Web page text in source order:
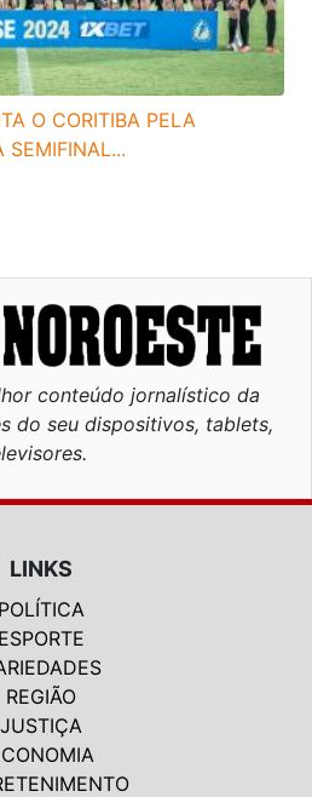
O CORITIBA PELA
SEMIFINAL...
conteúdo jornalístico da
do seu dispositivos, tablets,
LINKS
POLÍTICA
ESPORTE
REGIÃO
JUSTIÇA